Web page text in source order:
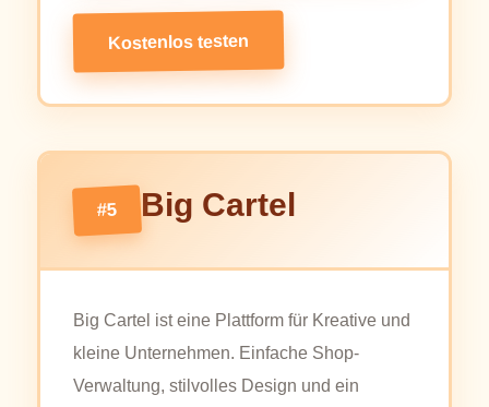
Kostenlos testen
#5 Big Cartel
Big Cartel ist eine Plattform für Kreative und
kleine Unternehmen. Einfache Shop-
Verwaltung, stilvolles Design und ein